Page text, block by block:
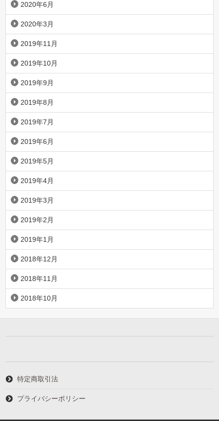
2020年6月
2020年3月
2019年11月
2019年10月
2019年9月
2019年8月
2019年7月
2019年6月
2019年5月
2019年4月
2019年3月
2019年2月
2019年1月
2018年12月
2018年11月
2018年10月
特定商取引法
プライバシーポリシー